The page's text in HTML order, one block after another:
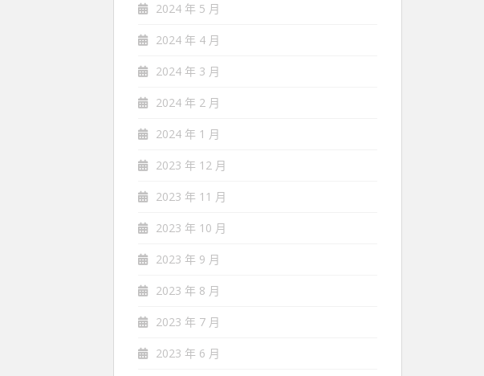
2024 年 5 月
2024 年 4 月
2024 年 3 月
2024 年 2 月
2024 年 1 月
2023 年 12 月
2023 年 11 月
2023 年 10 月
2023 年 9 月
2023 年 8 月
2023 年 7 月
2023 年 6 月